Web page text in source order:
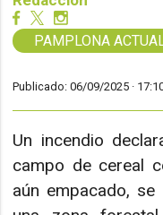
PAMPLONA
Publicado: 06/09/2025 ·
Un incendio
campo de cereal
aún empacado,